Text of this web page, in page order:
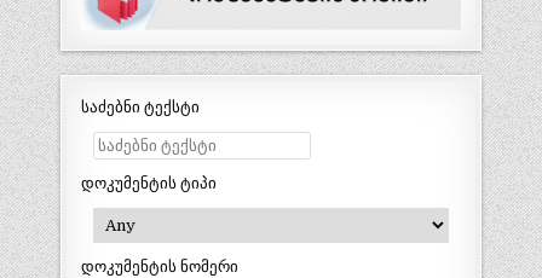
საძებნი ტექსტი
დოკუმენტის ტიპი
დოკუმენტის ნომერი